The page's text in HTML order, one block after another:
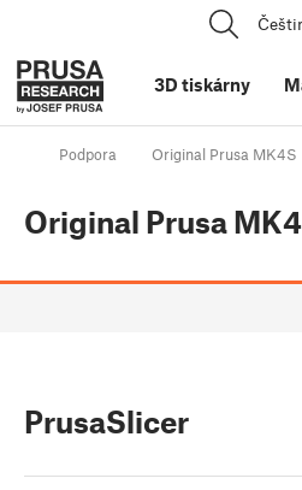
3D tiskárny
Podpora Original Prusa MK4S
Original Prusa
PrusaSlicer